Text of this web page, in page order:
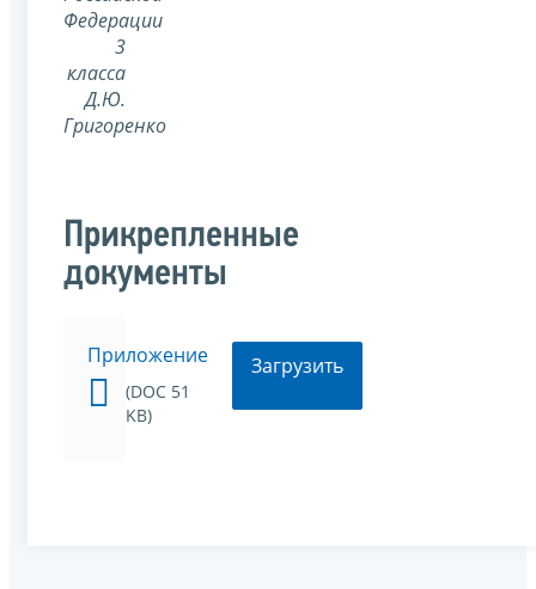
Федерации
3
класса
Д.Ю.
Григоренко
Прикрепленные
документы
Приложение
(DOC 51
KB)
Загрузить